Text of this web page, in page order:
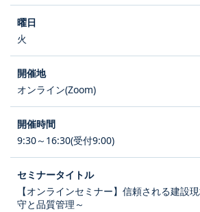
火
オンライン(Zoom)
9:30～16:30(受付9:00)
【オンラインセミナー】信頼される建設
守と品質管理～